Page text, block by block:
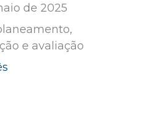
de 2025
e avaliação